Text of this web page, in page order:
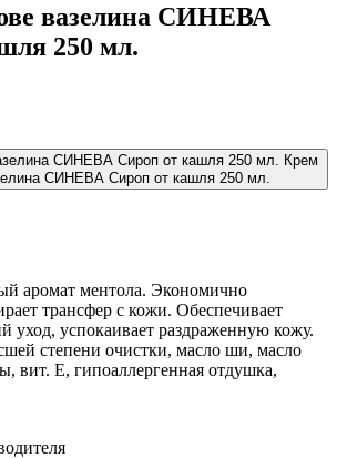
вазелина СИНЕВА
250 мл.
Крем
СИНЕВА Сироп от кашля 250 мл.
аромат ментола. Экономично
трансфер с кожи. Обеспечивает
уход, успокаивает раздраженную кожу.
степени очистки, масло ши, масло
вит. Е, гипоаллергенная отдушка,